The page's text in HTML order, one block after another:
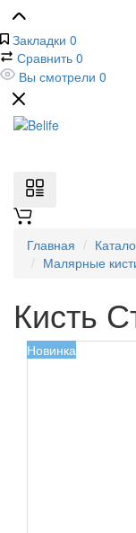
Закладки 0
Сравнить 0
Вы смотрели 0
Главная
Малярные
Кисть
Новинка